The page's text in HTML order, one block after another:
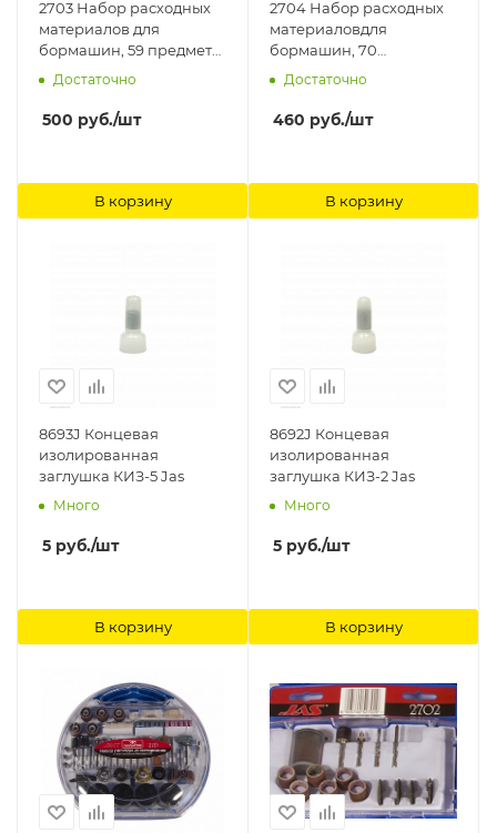
2703 Набор расходных
материалов для
бормашин, 59 предмета
JasДостаточно
500 руб./шт
В корзину
2704 Набор расходных
материаловдля
бормашин, 70
предметов Jas
Достаточно
460 руб./шт
В корзину
8693J Концевая
изолированная
заглушка КИЗ-5 Jas
Много
5 руб./шт
В корзину
8692J Концевая
изолированная
заглушка КИЗ-2 Jas
Много
5 руб./шт
В корзину